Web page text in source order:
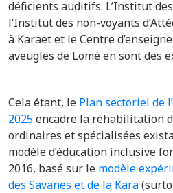
déficients auditifs. L’Institut
l’Institut des non-voyants
à Karaet et le Centre
aveugles de Lomé en sont des
Cela étant, le Plan sectoriel de
2025encadre la réhabilitation
ordinaires et spécialisées
modèle d’éducation inclusive
2016, basé sur le modèle
des Savanes et de la Kara